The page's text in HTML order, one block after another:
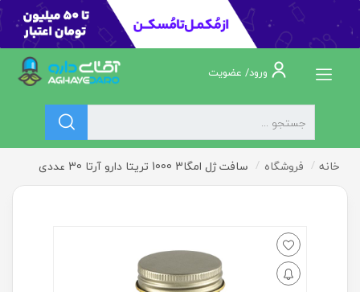
ورود/ عضویت
خانه فروشگاه سافت ژل امگا3 1000 تریتا دارو آرتا 30 عددی